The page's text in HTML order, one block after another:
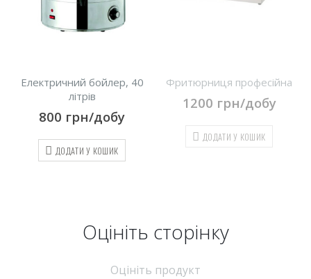
Електричний бойлер, 40
літрів
800 грн/добу
ДОДАТИ У КОШИК
Фритюрниця професійна
1200 грн/добу
ДОДАТИ У КОШИК
Оцініть cторінку
Оцініть продукт